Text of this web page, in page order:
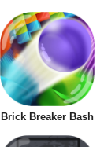
Brick Breaker Bash